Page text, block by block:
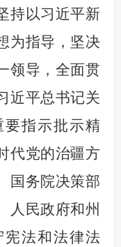
持以习近平新
为指导，坚决
领导，全面贯
近平总书记关
指示批示精
代党的治疆方
国务院决策部
人民政府和州
宪法和法律法